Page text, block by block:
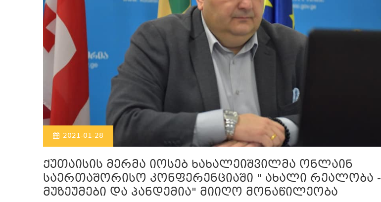
2021-01-28
ქუთაისის მერმა იოსებ ხახალეიშვილმა ონლაინ
საერთაშორისო კონფერენციაში " ახალი რეალობა -
მუზეუმები და პანდემია" მიიღო მონაწილეობა